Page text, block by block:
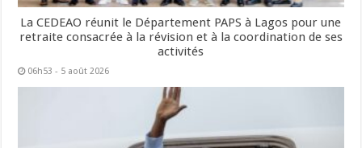
La CEDEAO réunit le Département PAPS à Lagos pour une
retraite consacrée à la révision et à la coordination de ses
activités
06h53 - 5 août 2026